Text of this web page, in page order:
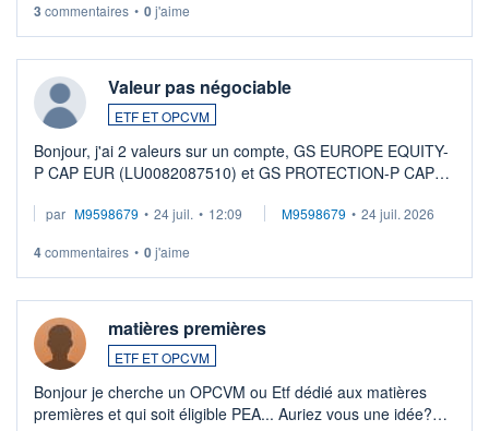
3 commentaires • 0j'aime
Valeur pas négociable
ETF ET OPCVM
Bonjour, j'ai 2 valeurs sur un compte, GS EUROPE EQUITY-
P CAP EUR (LU0082087510) et GS PROTECTION-P CAP
veux procéder à la vente, on me signale ...
par M9598679 • 24 juil. • 12:09 M9598679 • 24 juil. 2026
4commentaires • 0j'aime
matières premières
ETF ET OPCVM
Bonjour je cherche un OPCVM ou Etf dédié aux matières
premières et qui soit éligible PEA... Auriez vous une idée?